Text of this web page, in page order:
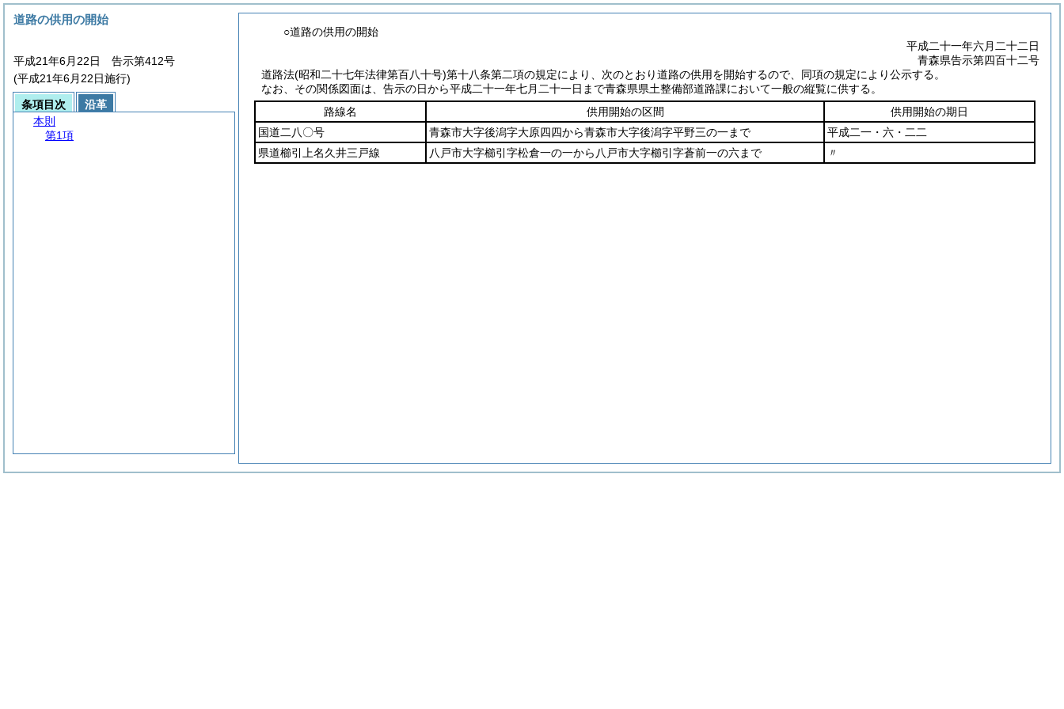
○道路の供用の開始
平成二十一年六月二十二日
青森県告示第四百十二号
道路法(昭和二十七年法律第百八十号)第十八条第二項の規定により、次のとおり道路の供用を開始するので、同項の規定により公示する。
なお、その関係図面は、告示の日から平成二十一年七月二十一日まで青森県県土整備部道路課において一般の縦覧に供する。
路線名
供用開始の区間
供用開始の期日
国道二八〇号
青森市大字後潟字大原四四から青森市大字後潟字平野三の一まで
平成二一・六・二二
県道櫛引上名久井三戸線
八戸市大字櫛引字松倉一の一から八戸市大字櫛引字蒼前一の六まで 〃
道路の供用の開始
平成21年6月22日 告示第412号
(平成21年6月22日施行)
条項目次
沿革
本則
第1項